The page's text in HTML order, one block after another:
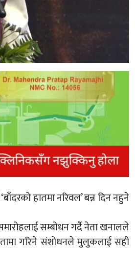
हातमा नरिवल’ बन्न दिन नहुने
सम्बोधन गर्दै नेता खनालले
गरिने संशोधनले मुलुकलाई सही